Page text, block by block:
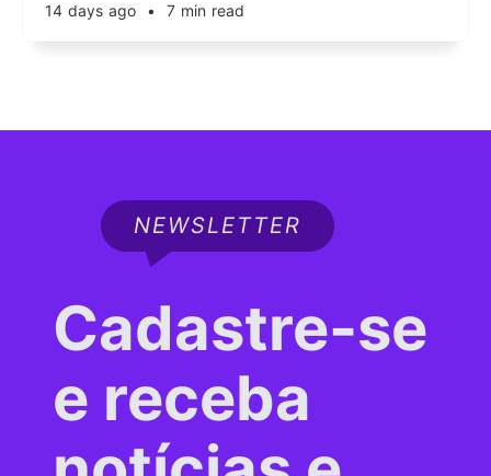
14 days ago • 7 min read
NEWSLETTER
Cadastre-se
e receba